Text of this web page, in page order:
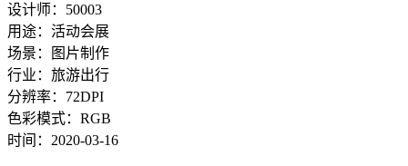
设计师：50003
用途：活动会展
场景：图片制作
行业：旅游出行
分辨率：72DPI
色彩模式：RGB
时间：2020-03-16